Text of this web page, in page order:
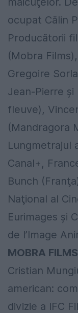
ocupat Călin
Producătorii
(Mobra
Gregoire
Jean-Pierre
fleuve),
(Mandragora
Lungmetrajul
Canal+,
Bunch
Naţional al
Eurimages şi
de l’Image
MOBRA FILMS
Cristian
american:
divizie a IFC